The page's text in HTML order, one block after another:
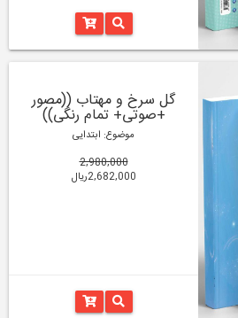
گل سرخ و مهتاب ((مصور
+صوتی+ تمام رنگی))
موضوع: ابتدایی
2,980,000
2,682,000ریال